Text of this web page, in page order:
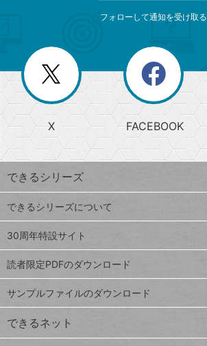
じ
る
search
検
索
上
昇
ワ
ー
ド
Google
スプレ
ッドシ
ート
iPhone
VLOOKUP
閉
じ
る
ー
か
ら
探
す
ト
ッ
プ
ペ
ジ
連載
フォローして通知を受け取る
X FACEBOOK
できるシリーズ
できるシリーズについて
30周年特設サイト
読者限定PDFのダウンロード
サンプルファイルのダウンロード
できるネット